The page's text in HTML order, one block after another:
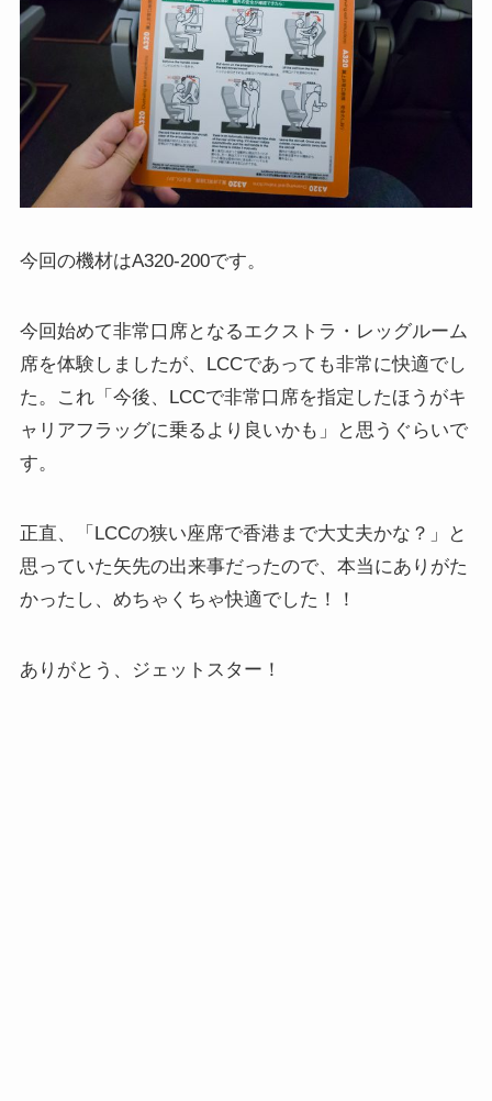
今回の機材はA320-200です。
今回始めて非常口席となるエクストラ・レッグルーム
席を体験しましたが、LCCであっても非常に快適でし
た。これ「今後、LCCで非常口席を指定したほうがキ
ャリアフラッグに乗るより良いかも」と思うぐらいで
す。
正直、「LCCの狭い座席で香港まで大丈夫かな？」と
思っていた矢先の出来事だったので、本当にありがた
かったし、めちゃくちゃ快適でした！！
ありがとう、ジェットスター！